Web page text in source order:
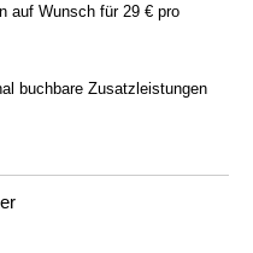
auf Wunsch für 29 € pro
buchbare Zusatzleistungen